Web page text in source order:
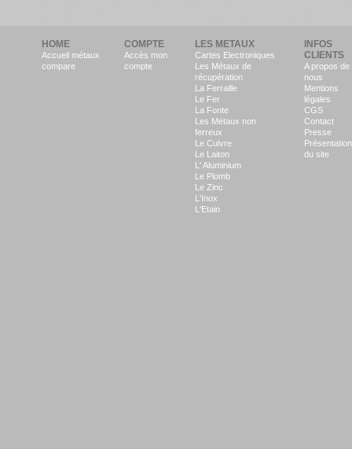
HOME
Accueil métaux
compare
COMPTE
Accès mon
compte
LES METAUX
Cartes Electroniques
Les Métaux de
récupération
La Ferraille
Le Fer
La Fonte
Les Métaux non
ferreux
Le Cuivre
Le Laiton
L' Aluminium
Le Plomb
Le Zinc
L'Inox
L'Etain
INFOS
CLIENTS
A propos de
nous
Mentions
légales
CGS
Contact
Presse
Présentation
du site